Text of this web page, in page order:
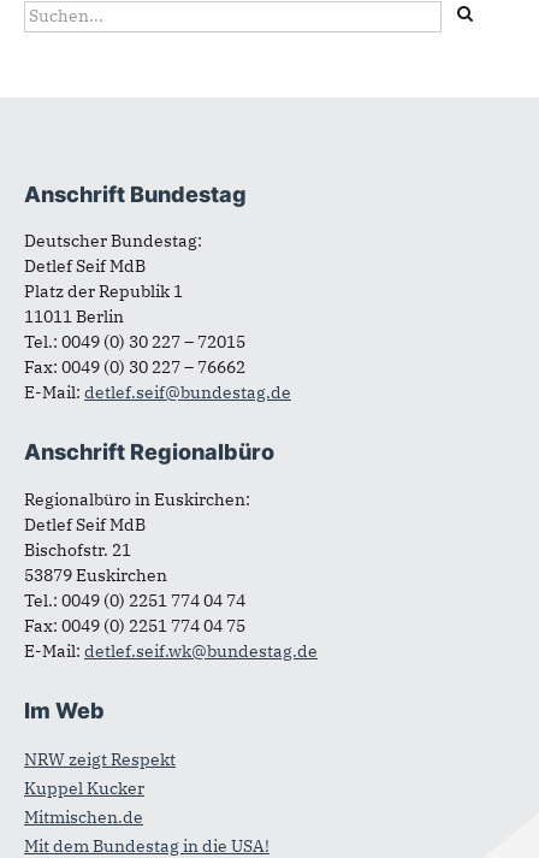
Suchformular
Suche
Fußbereich
Anschrift Bundestag
Deutscher Bundestag:
Detlef Seif MdB
Platz der Republik 1
11011 Berlin
Tel.: 0049 (0) 30 227 – 72015
Fax: 0049 (0) 30 227 – 76662
E-Mail: detlef.seif@bundestag.de
Anschrift Regionalbüro
Regionalbüro in Euskirchen:
Detlef Seif MdB
Bischofstr. 21
53879 Euskirchen
Tel.: 0049 (0) 2251 774 04 74
Fax: 0049 (0) 2251 774 04 75
E-Mail: detlef.seif.wk@bundestag.de
Im Web
NRW zeigt Respekt
Kuppel Kucker
Mitmischen.de
Mit dem Bundestag in die USA!